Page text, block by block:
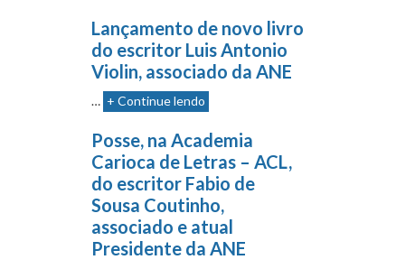
Lançamento de novo livro
do escritor Luis Antonio
Violin, associado da ANE
… + Continue lendo
Posse, na Academia
Carioca de Letras – ACL,
do escritor Fabio de
Sousa Coutinho,
associado e atual
Presidente da ANE